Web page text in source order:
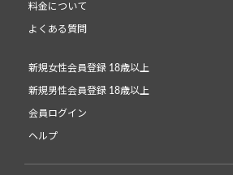
料金について
よくある質問
新規女性会員登録 18歳以上
新規男性会員登録 18歳以上
会員ログイン
ヘルプ